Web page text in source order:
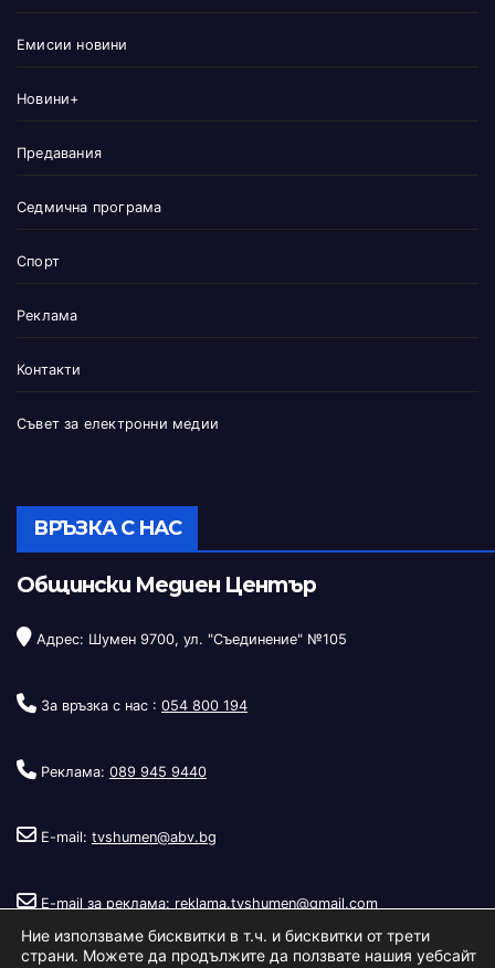
Емисии новини
Новини+
Предавания
Седмична програма
Спорт
Реклама
Контакти
Съвет за електронни медии
ВРЪЗКА С НАС
Общински Медиен Център
Адрес: Шумен 9700, ул. "Съединение" №105
За връзка с нас : 054 800 194
Реклама: 089 945 9440
E-mail: tvshumen@abv.bg
E-mail за реклама: reklama.tvshumen@gmail.com
Ние използваме бисквитки в т.ч. и бисквитки от трети
страни. Можете да продължите да ползвате нашия уебсайт